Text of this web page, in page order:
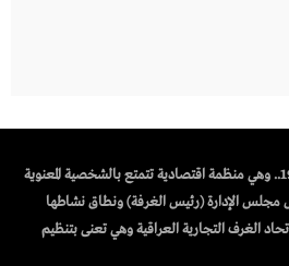
تأسست غرفة تجارة الموصل عام 1926.. وهي منظمة اقتصادية تتمتع بالشخصية المعنوية
مجلس الإدارة (رئيس الغرفة) ونطاق نشاطها
الغرف التجارية العراقية وهي تعنى بتنظيم